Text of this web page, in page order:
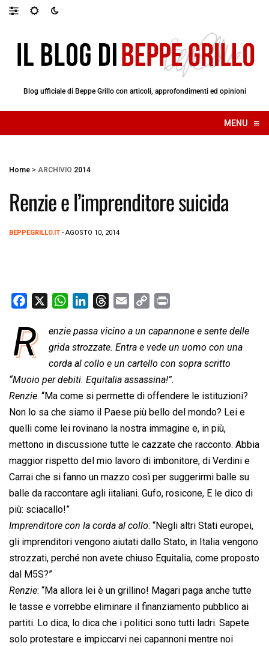
Blog ufficiale di Beppe Grillo con articoli, approfondimenti ed opinioni
MENU ≡
☰
Home > ARCHIVIO 2014
Renzie e l’imprenditore suicida
BEPPEGRILLO.IT - AGOSTO 10, 2014
c
e
o
o
k
W
a
t
s
A
p
p
n
k
e
d
I
n
r
e
a
d
s
a
i
l
p
y
L
i
n
k
i
n
t
R
enzie passa vicino a un capannone e sente delle
grida strozzate. Entra e vede un uomo con una
corda al collo e un cartello con sopra scritto
“Muoio per debiti. Equitalia assassina!”.
Renzie. “Ma come si permette di offendere le istituzioni?
Non lo sa che siamo il Paese più bello del mondo? Lei e
quelli come lei rovinano la nostra immagine e, in più,
mettono in discussione tutte le cazzate che racconto. Abbia
maggior rispetto del mio lavoro di imbonitore, di Verdini e
Carrai che si fanno un mazzo così per suggerirmi balle su
balle da raccontare agli iitaliani. Gufo, rosicone, E le dico di
più: sciacallo!”
Imprenditore con la corda al collo: “Negli altri Stati europei,
gli imprenditori vengono aiutati dallo Stato, in Italia vengono
strozzati, perché non avete chiuso Equitalia, come proposto
dal M5S?”
Renzie: “Ma allora lei è un grillino! Magari paga anche tutte
le tasse e vorrebbe eliminare il finanziamento pubblico ai
partiti. Lo dica, lo dica che i politici sono tutti ladri. Sapete
solo protestare e impiccarvi nei capannoni mentre noi